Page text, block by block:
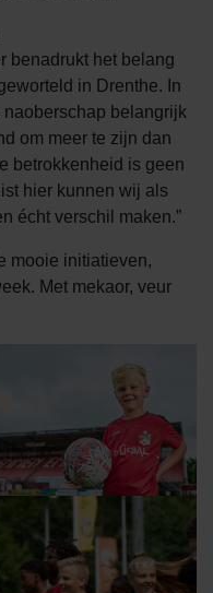
benadrukt het belang
in Drenthe. In
belangrijk
om meer te zijn dan
betrokkenheid is geen
hier kunnen wij als
écht verschil maken.”
mooie initiatieven,
Met mekaor, veur